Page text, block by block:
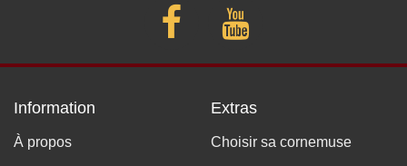
Information
À propos
Extras
Choisir sa cornemuse